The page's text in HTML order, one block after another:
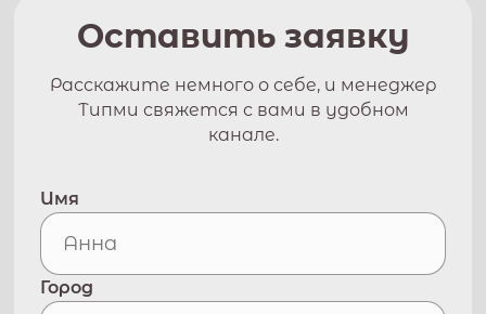
Оставить заявку
Расскажите немного о себе, и менеджер
Типми свяжется с вами в удобном
канале.
Имя
Город